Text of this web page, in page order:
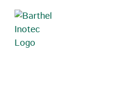
Inhalt
springen